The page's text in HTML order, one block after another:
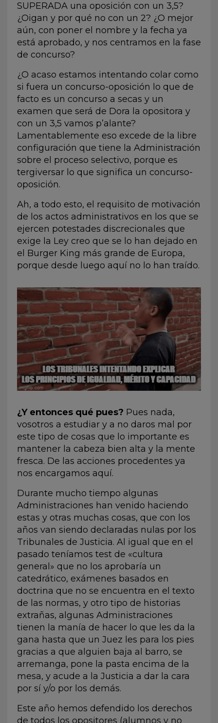
SUPERADA una oposición con un 3,5?
¿Oigan y por qué no con un 2? ¿O mejor
aún, con poner el nombre y la fecha ya
está aprobado, y nos centramos en la fase
de concurso?
¿O acaso estamos intentando colar como
si fuera un concurso-oposición lo que de
facto es un concurso a secas y un
examen que será de Dora la opositora y
con un 3,5 vamos p’alante?
Lamentablemente eso excede de la libre
configuración que tiene la Administración
sobre el proceso selectivo, porque es
tergiversar lo que significa un concurso-
oposición.
Ah, a todo esto, el requisito de motivación
de los actos administrativos en los que se
ejercen potestades discrecionales que
exige la Ley creo que se lo han dejado en
el Burger King más grande de Europa,
porque desde luego aquí no lo han traído.
¿Y entonces qué pues? Pues nada,
vosotros a estudiar y a no daros mal por
este tipo de cosas que lo importante es
mantener la cabeza bien alta y la mente
fresca. De las acciones procedentes ya
nos encargamos aquí.
Durante mucho tiempo algunas
Administraciones han venido haciendo
estas y otras muchas cosas, que con los
años van siendo declaradas nulas por los
Tribunales de Justicia. Al igual que en el
pasado teníamos test de «cultura
general» que no los aprobaría un
catedrático, exámenes basados en
doctrina que no se encuentra en el texto
de las normas, y otro tipo de historias
extrañas, algunas Administraciones
tienen la manía de hacer lo que les da la
gana hasta que un Juez les para los pies
gracias a que alguien baja al barro, se
arremanga, pone la pasta encima de la
mesa, y acude a la Justicia a dar la cara
por sí y/o por los demás.
Este año hemos defendido los derechos
de todos los opositores (alumnos y no